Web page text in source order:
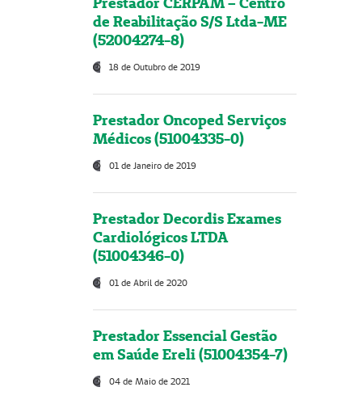
de Reabilitação S/S Ltda-ME
(52004274-8)
18 de Outubro de 2019
Prestador Oncoped Serviços
Médicos (51004335-0)
01 de Janeiro de 2019
Prestador Decordis Exames
Cardiológicos LTDA
(51004346-0)
01 de Abril de 2020
Prestador Essencial Gestão
em Saúde Ereli (51004354-7)
04 de Maio de 2021